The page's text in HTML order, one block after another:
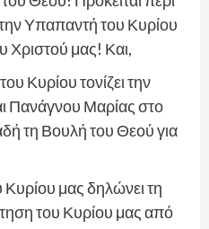
Υπαπαντή του Κυρίου
Χριστού μας! Και,
Κυρίου τονίζει την
Πανάγνου Μαρίας στο
τη Βουλή του Θεού για
μας δηλώνει τη
του Κυρίου μας από